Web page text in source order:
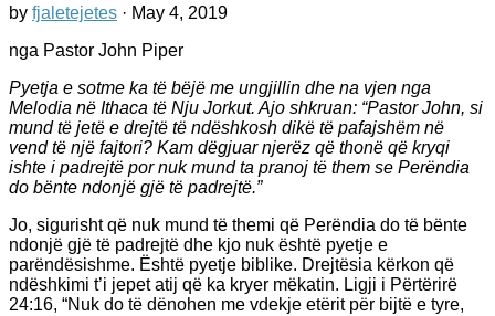
by fjaletejetes · May 4, 2019
nga Pastor John Piper
Pyetja e sotme ka të bëjë me ungjillin dhe na vjen nga
Melodia në Ithaca të Nju Jorkut. Ajo shkruan: “Pastor John, si
mund të jetë e drejtë të ndëshkosh dikë të pafajshëm në
vend të një fajtori? Kam dëgjuar njerëz që thonë që kryqi
ishte i padrejtë por nuk mund ta pranoj të them se Perëndia
do bënte ndonjë gjë të padrejtë.”
Jo, sigurisht që nuk mund të themi që Perëndia do të bënte
ndonjë gjë të padrejtë dhe kjo nuk është pyetje e
parëndësishme. Është pyetje biblike. Drejtësia kërkon që
ndëshkimi t’i jepet atij që ka kryer mëkatin. Ligji i Përtërirë
24:16, “Nuk do të dënohen me vdekje etërit për bijtë e tyre,